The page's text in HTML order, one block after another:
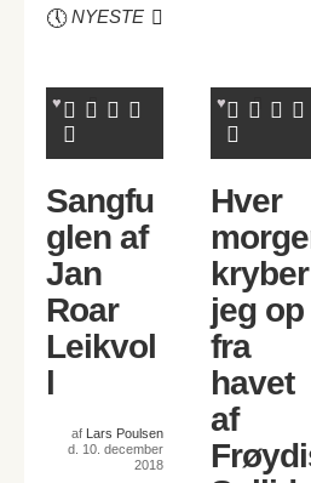
NYESTE
Sangfu
glen af
Jan
Roar
Leikvol
l
af Lars Poulsen
d. 10. december
2018
Hver
kryber
jeg op
fra
havet
af